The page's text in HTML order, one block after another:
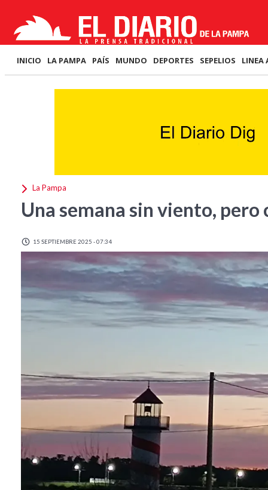
INICIO LA PAMPA PAÍS MUNDO DEPORTES SEPELIOS LINEA
La Pampa
Una semana sin viento, pero
15 SEPTIEMBRE 2025 - 07:34